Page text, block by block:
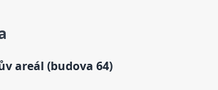
areál (budova 64)